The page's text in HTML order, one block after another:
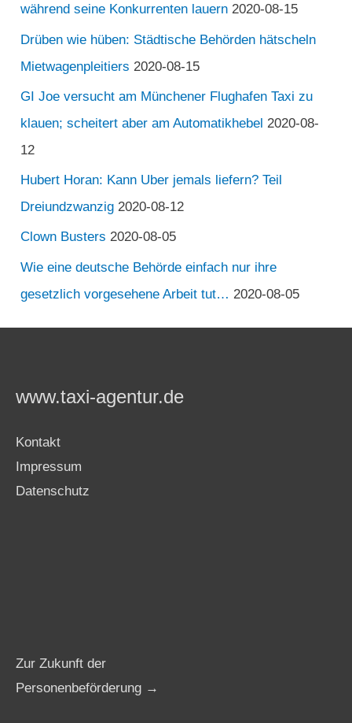
während seine Konkurrenten lauern 2020-08-15
Drüben wie hüben: Städtische Behörden hätscheln
Mietwagenpleitiers 2020-08-15
GI Joe versucht am Münchener Flughafen Taxi zu
klauen; scheitert aber am Automatikhebel 2020-08-
12
Hubert Horan: Kann Uber jemals liefern? Teil
Dreiundzwanzig 2020-08-12
Clown Busters 2020-08-05
Wie eine deutsche Behörde einfach nur ihre
gesetzlich vorgesehene Arbeit tut… 2020-08-05
www.taxi-agentur.de
Kontakt
Impressum
Datenschutz
Zur Zukunft der
Personenbeförderung →